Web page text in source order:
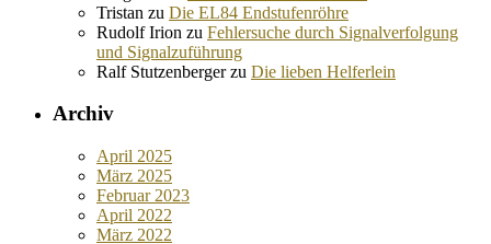
Tristan zu Die EL84 Endstufenröhre
Rudolf Irion zu Fehlersuche durch Signalverfolgung
und Signalzuführung
Ralf Stutzenbergerzu Die lieben Helferlein
Archiv
April 2025
März 2025
Februar 2023
April 2022
März 2022